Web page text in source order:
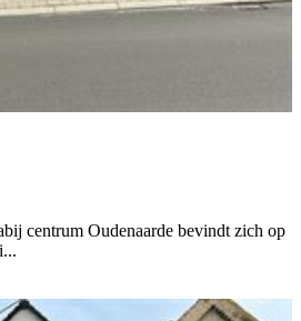
centrum Oudenaarde bevindt zich op